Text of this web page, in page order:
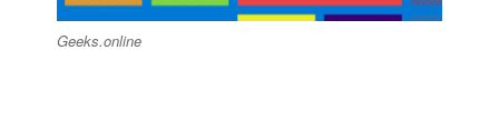
Geeks.online